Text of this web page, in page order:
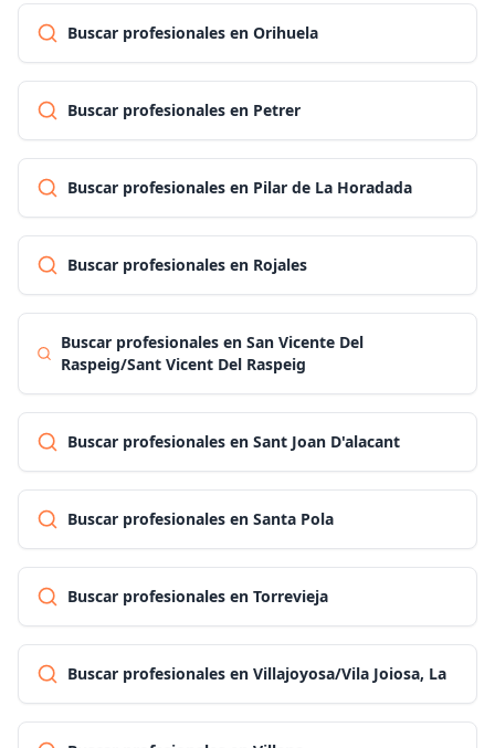
Buscar profesionales en Orihuela
Buscar profesionales en Petrer
Buscar profesionales en Pilar de La Horadada
Buscar profesionales en Rojales
Buscar profesionales en San Vicente Del
Raspeig/Sant Vicent Del Raspeig
Buscar profesionales en Sant Joan D'alacant
Buscar profesionales en Santa Pola
Buscar profesionales en Torrevieja
Buscar profesionales en Villajoyosa/Vila Joiosa, La